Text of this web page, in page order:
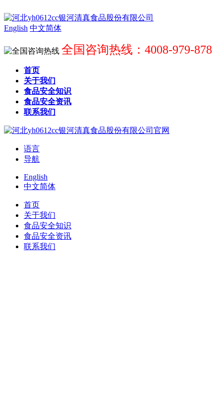
English 中文简体
全国咨询热线：4008-979-878
首页
关于我们
食品安全知识
食品安全资讯
联系我们
语言
导航
English
中文简体
首页
关于我们
食品安全知识
食品安全资讯
联系我们